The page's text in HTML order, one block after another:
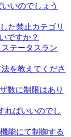
いのでしょう
た禁止カテゴリ
ですか？
テータスラン
を教えてくださ
数に制限はあり
ればいいのでし
能にて制御する